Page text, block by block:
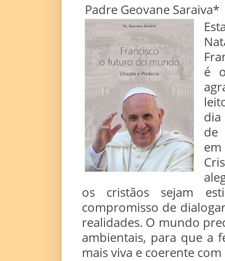
Padre Geovane Saraiva*
é
de
os cristãos sejam
compromisso de
realidades. O mundo
ambientais, para que a
mais viva e coerente